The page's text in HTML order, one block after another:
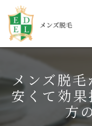
メンズ脱
安くて効
方